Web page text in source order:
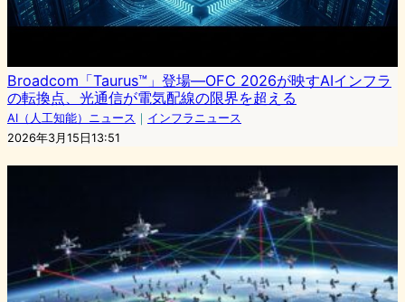
Broadcom「Taurus™」登場—OFC 2026が映すAIインフラ
の転換点、光通信が電気配線の限界を超える
AI（人工知能）ニュース ｜ インフラニュース
2026年3月15日13:51